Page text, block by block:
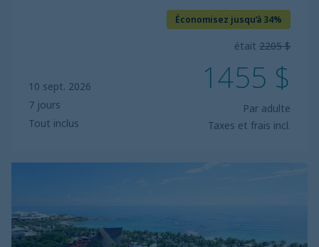
10 sept. 2026
7 jours
Tout inclus
Économisez jusqu’à 34%
était 2205 $
1455 $
Par adulte
Taxes et frais incl.